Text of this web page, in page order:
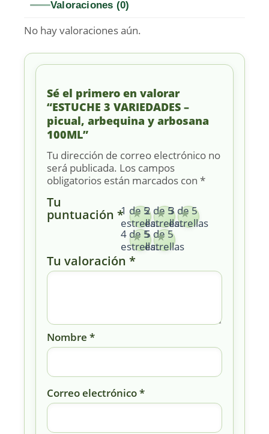
Valoraciones (0)
No hay valoraciones aún.
Sé el primero en valorar
“ESTUCHE 3 VARIEDADES –
picual, arbequina y arbosana
100ML”
Tu dirección de correo electrónico no
será publicada. Los campos
obligatorios están marcados con *
Tu
puntuación *1 de 5
estrellas
2 de 5
estrellas
3 de 5
estrellas
4 de 5
estrellas
5 de 5
estrellas
Tu valoración *
Nombre *
Correo electrónico*